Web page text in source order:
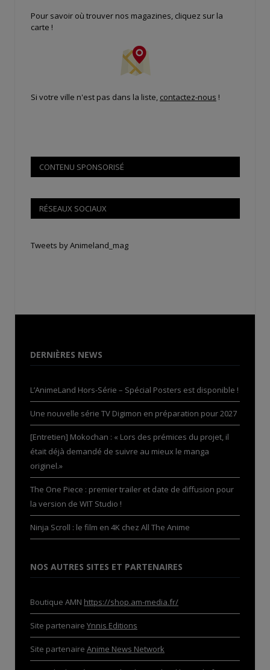
Pour savoir où trouver nos magazines, cliquez sur la
carte !
Si votre ville n'est pas dans la liste, contactez-nous !
CONTENU SPONSORISÉ
RÉSEAUX SOCIAUX
Tweets by Animeland_mag
DERNIÈRES NEWS
L’AnimeLand Hors-Série – Spécial Posters est disponible !
Une nouvelle série TV Digimon en préparation pour 2027
[Entretien] Mokochan : « Lors des prémices du projet, il
était déjà demandé de suivre au mieux le manga
originel.»
The One Piece : premier trailer et date de diffusion pour
la version de WIT Studio !
Ninja Scroll : le film en 4K chez All The Anime
NOS AUTRES SITES ET PARTENAIRES
Boutique AMN https://shop.am-media.fr/
Site partenaire Ynnis Editions
Site partenaire Anime News Network